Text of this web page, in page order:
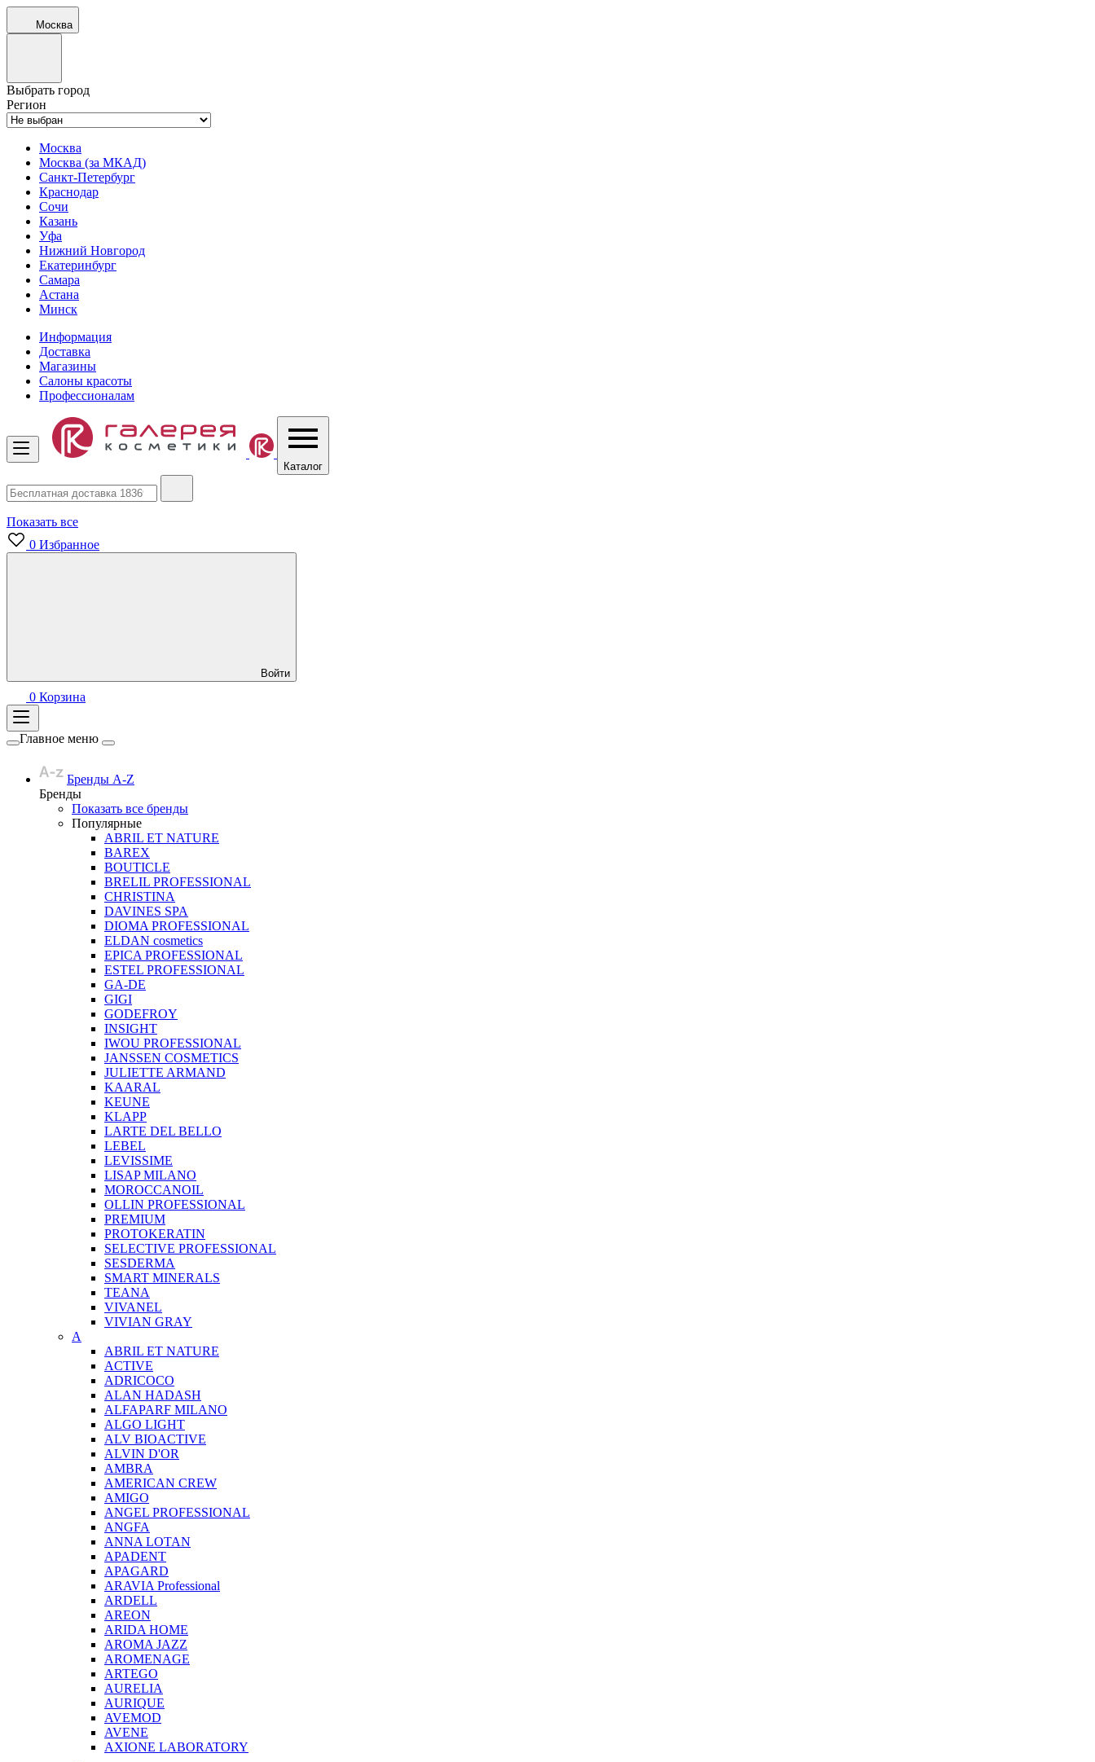
Москва
Выбрать город
Регион
Москва
Москва (за МКАД)
Санкт-Петербург
Краснодар
Сочи
Казань
Уфа
Нижний Новгород
Екатеринбург
Самара
Астана
Минск
Информация
Доставка
Магазины
Салоны красоты
Профессионалам
Каталог
Показать все
0 Избранное
Войти
0 Корзина
Главное меню
Бренды A-Z
Бренды
Показать все бренды
Популярные
ABRIL ET NATURE
BAREX
BOUTICLE
BRELIL PROFESSIONAL
CHRISTINA
DAVINES SPA
DIOMA PROFESSIONAL
ELDAN cosmetics
EPICA PROFESSIONAL
ESTEL PROFESSIONAL
GA-DE
GIGI
GODEFROY
INSIGHT
IWOU PROFESSIONAL
JANSSEN COSMETICS
JULIETTE ARMAND
KAARAL
KEUNE
KLAPP
LARTE DEL BELLO
LEBEL
LEVISSIME
LISAP MILANO
MOROCCANOIL
OLLIN PROFESSIONAL
PREMIUM
PROTOKERATIN
SELECTIVE PROFESSIONAL
SESDERMA
SMART MINERALS
TEANA
VIVANEL
VIVIAN GRAY
A
ABRIL ET NATURE
ACTIVE
ADRICOCO
ALAN HADASH
ALFAPARF MILANO
ALGO LIGHT
ALV BIOACTIVE
ALVIN D'OR
AMBRA
AMERICAN CREW
AMIGO
ANGEL PROFESSIONAL
ANGFA
ANNA LOTAN
APADENT
APAGARD
ARAVIA Professional
ARDELL
AREON
ARIDA HOME
AROMA JAZZ
AROMENAGE
ARTEGO
AURELIA
AURIQUE
AVEMOD
AVENE
AXIONE LABORATORY